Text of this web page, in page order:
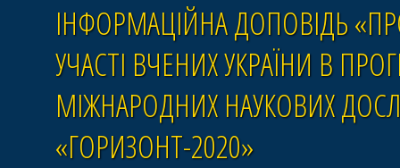
ІНФОРМАЦІЙНА ДОПОВІДЬ
УЧАСТІ ВЧЕНИХ УКРАЇНИ В
МІЖНАРОДНИХ НАУКОВИХ
«ГОРИЗОНТ-2020»